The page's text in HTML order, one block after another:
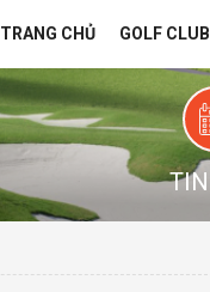
TRANG CHỦ GOLF CLUB